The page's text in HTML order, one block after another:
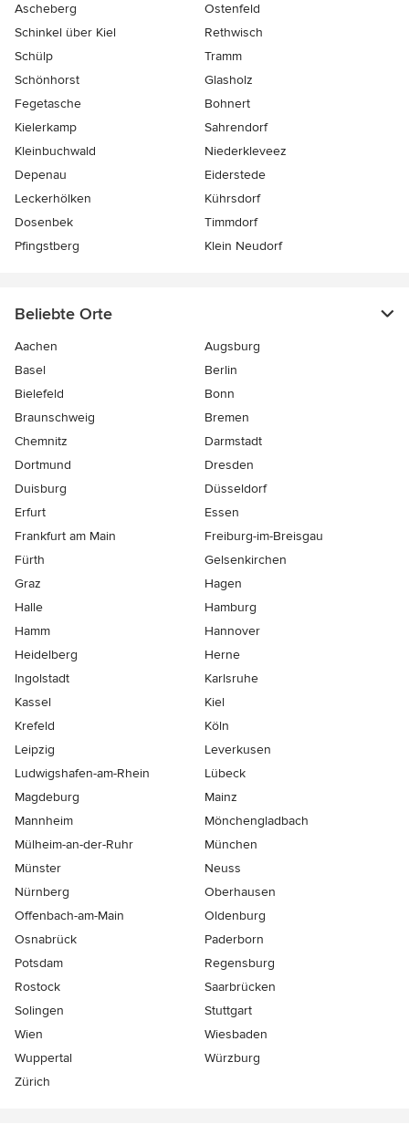
Ascheberg
Ostenfeld
Schinkel über Kiel
Rethwisch
Schülp
Tramm
Schönhorst
Glasholz
Fegetasche
Bohnert
Kielerkamp
Sahrendorf
Kleinbuchwald
Niederkleveez
Depenau
Eiderstede
Leckerhölken
Kührsdorf
Dosenbek
Timmdorf
Pfingstberg
Klein Neudorf
Beliebte Orte
Aachen
Augsburg
Basel
Berlin
Bielefeld
Bonn
Braunschweig
Bremen
Chemnitz
Darmstadt
Dortmund
Dresden
Duisburg
Düsseldorf
Erfurt
Essen
Frankfurt am Main
Freiburg-im-Breisgau
Fürth
Gelsenkirchen
Graz
Hagen
Halle
Hamburg
Hamm
Hannover
Heidelberg
Herne
Ingolstadt
Karlsruhe
Kassel
Kiel
Krefeld
Köln
Leipzig
Leverkusen
Ludwigshafen-am-Rhein
Lübeck
Magdeburg
Mainz
Mannheim
Mönchen­gladbach
Mülheim-an-der-Ruhr
München
Münster
Neuss
Nürnberg
Oberhausen
Offenbach-am-Main
Oldenburg
Osnabrück
Paderborn
Potsdam
Regensburg
Rostock
Saarbrücken
Solingen
Stuttgart
Wien
Wiesbaden
Wuppertal
Würzburg
Zürich